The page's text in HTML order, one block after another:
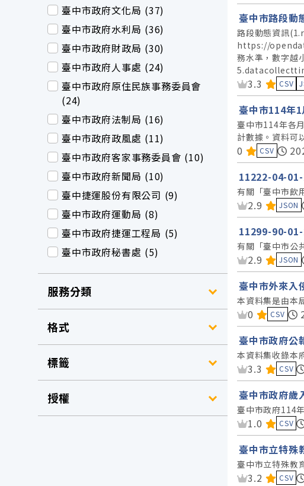
臺中市政府文化局 (37)
臺中市政府水利局 (36)
臺中市政府財政局 (30)
臺中市政府人事處 (24)
臺中市政府原住民族事務委員會
(24)
臺中市政府法制局 (16)
臺中市政府政風處 (11)
臺中市政府客家事務委員會 (10)
臺中市政府新聞局 (10)
臺中捷運股份有限公司 (9)
臺中市政府運動局 (8)
臺中市政府捷運工程局 (5)
臺中市政府秘書處 (5)
服務分類
格式
標籤
授權
臺中市路段動
路段動態資訊
https://
務水準，數字越
資料集評分
3.3 CSV
臺中市114年
臺中市114年各
計數據。資料可
資料集評分：
0 CSV
11222-04-
有關「臺中市飲
資料集評分
2.9 JSON
11299-90-01-
有關「臺中市公
資料集評分
2.9 JSON
臺中市外來入
本資料集是由本
資料集評分
0 CSV
臺中市政府公
本資料集收錄本
資料集評分
3.3 CSV
臺中市政府歲
臺中市政府114
資料集評分
1.0 CSV
臺中市立特殊
臺中市立特殊教
資料集評分
3.2 CSV